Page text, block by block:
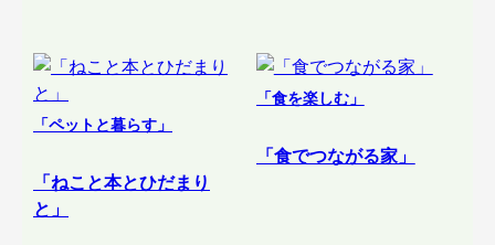
「ペットと暮らす」
「ねこと本とひだまり
と」
「食を楽しむ」
「食でつながる家」